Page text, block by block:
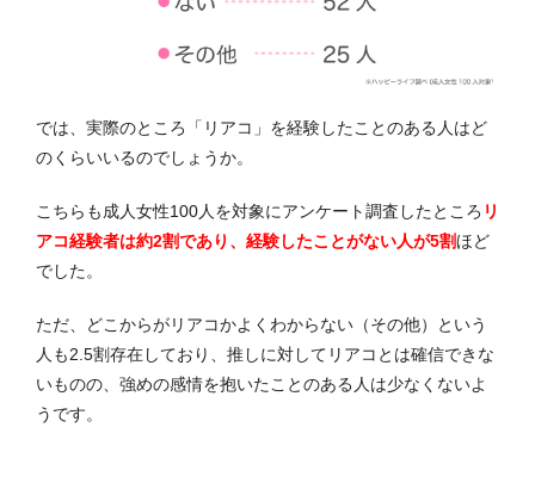
では、実際のところ「リアコ」を経験したことのある人はど
のくらいいるのでしょうか。
こちらも成人女性100人を対象にアンケート調査したところ リ
アコ経験者は約2割であり、経験したことがない人が5割ほど
でした。
ただ、どこからがリアコかよくわからない（その他）という
人も2.5割存在しており、推しに対してリアコとは確信できな
いものの、強めの感情を抱いたことのある人は少なくないよ
うです。